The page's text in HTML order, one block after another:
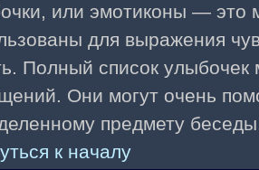
или эмотиконы — это
для выражения
Полный список
Они могут очень
предмету
к началу